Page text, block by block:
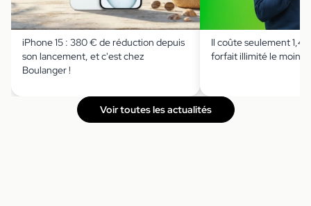
iPhone 15 : 380 € de réduction depuis
son lancement, et c'est chez
Boulanger !
Il coûte seulement
forfait illimité le moins
Voir toutes les actualités